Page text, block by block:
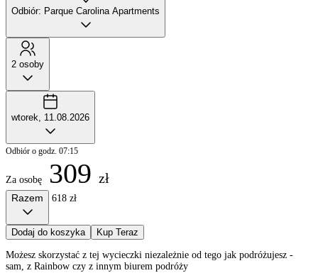
Odbiór: Parque Carolina Apartments
2 osoby
wtorek, 11.08.2026
Odbiór o godz. 07:15
Za osobę 309 zł
Razem 618 zł
Dodaj do koszyka Kup Teraz
Możesz skorzystać z tej wycieczki niezależnie od tego jak podróżujesz -
sam, z Rainbow czy z innym biurem podróży